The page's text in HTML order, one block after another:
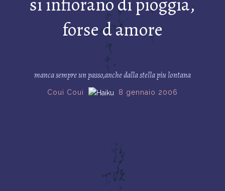
forse d amore
manca sempre un passo,anche dalla stella piu lontana
Coui Coui 8 gennaio 2006